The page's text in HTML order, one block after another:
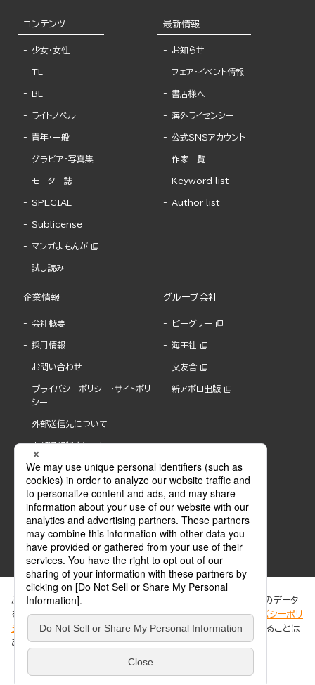
コンテンツ
少女・女性
TL
BL
ライトノベル
青年・一般
グラビア・写真集
モーター誌
SPECIAL
Sublicense
マンガよもんが
試し読み
最新情報
お知らせ
フェア・イベント情報
書店様へ
海外ライセンシー
公式SNSアカウント
作家一覧
Keyword list
Author list
企業情報
会社概要
採用情報
お問い合わせ
プライバシーポリシー・サイトポリ
シー
外部送信先について
内部通報制度について
グループ会社
ビーグリー
海王社
文友舎
新アポロ出版
ABJマークは、この電子書店・電子書籍配信サービスが、著作権者からコンテンツ使用許諾を
得た正規版配信サービスであることを示す登録商標(登録番号 第6091713号)です。
ABJマークの詳細、ABJマークを掲示しているサービスの一覧はこちら。
ぶんか社が運営するサイトでは、利便性向上のためにCookie等のデータ
を使用しています。 当社のCookieについての詳細は、「プライバシーポリ
シー
」をご覧ください。当サイトでは、訪問者の個人情報を追跡することは
ありません。